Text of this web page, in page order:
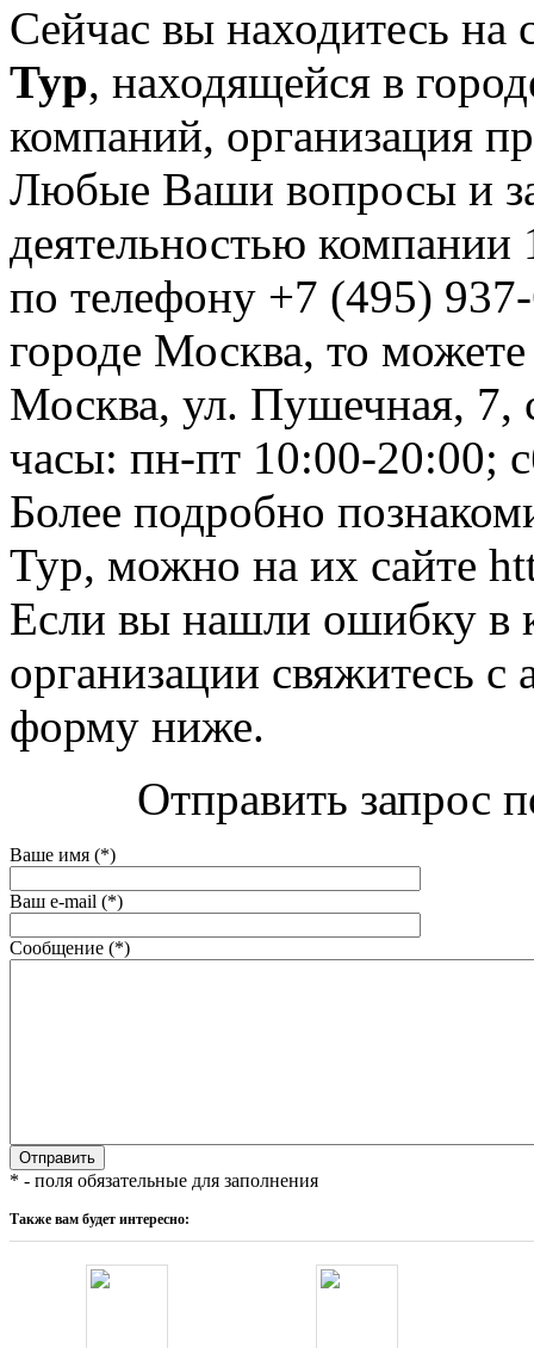
Сейчас вы находитесь на
Тур, находящейся в
компаний, организация
Любые Ваши вопросы и
деятельностью
по телефону +7 (495)
городе Москва, то
Москва, ул. Пушечная, 7,
часы: пн-пт 10:00-20:00;
Более подробно
Тур, можно на их сайте
Если вы нашли ошибку в
организации свяжитесь
форму ниже.
Отправить запрос
Ваше имя (*)
Ваш e-mail (*)
Сообщение (*)
* - поля обязательные для заполнения
Также вам будет интересно: